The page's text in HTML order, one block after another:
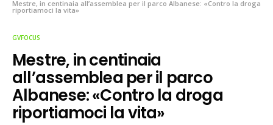
Mestre, in centinaia all’assemblea per il parco Albanese: «Contro la droga
riportiamoci la vita»
GVFOCUS
Mestre, in centinaia
all’assemblea per il parco
Albanese: «Contro la droga
riportiamoci la vita»